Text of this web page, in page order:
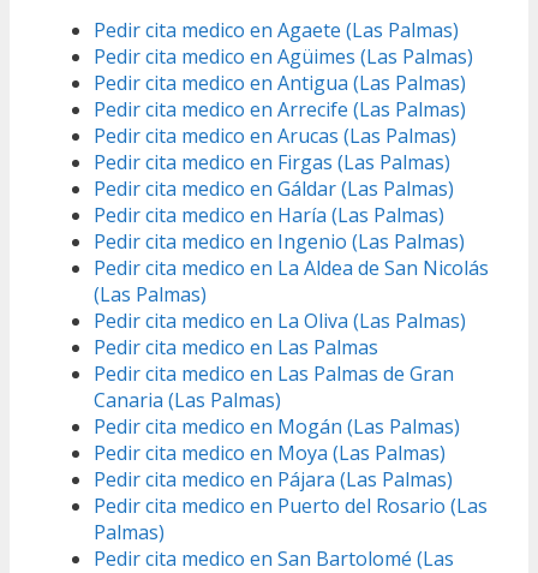
Pedir cita medico en Agaete (Las Palmas)
Pedir cita medico en Agüimes (Las Palmas)
Pedir cita medico en Antigua (Las Palmas)
Pedir cita medico en Arrecife (Las Palmas)
Pedir cita medico en Arucas (Las Palmas)
Pedir cita medico en Firgas (Las Palmas)
Pedir cita medico en Gáldar (Las Palmas)
Pedir cita medico en Haría (Las Palmas)
Pedir cita medico en Ingenio (Las Palmas)
Pedir cita medico en La Aldea de San Nicolás
(Las Palmas)
Pedir cita medico en La Oliva (Las Palmas)
Pedir cita medico en Las Palmas
Pedir cita medico en Las Palmas de Gran
Canaria (Las Palmas)
Pedir cita medico en Mogán (Las Palmas)
Pedir cita medico en Moya (Las Palmas)
Pedir cita medico en Pájara (Las Palmas)
Pedir cita medico en Puerto del Rosario (Las
Palmas)
Pedir cita medico en San Bartolomé (Las